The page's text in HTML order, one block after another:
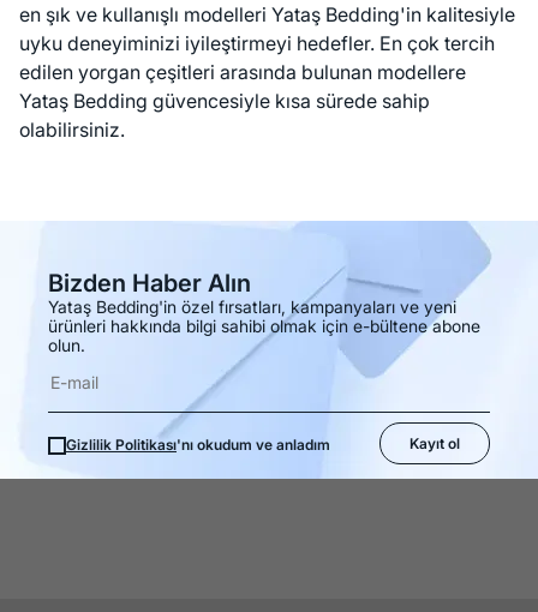
en şık ve kullanışlı modelleri Yataş Bedding'in kalitesiyle
uyku deneyiminizi iyileştirmeyi hedefler. En çok tercih
edilen yorgan çeşitleri arasında bulunan modellere
Yataş Bedding güvencesiyle kısa sürede sahip
olabilirsiniz.
Bizden Haber Alın
Yataş Bedding'in özel fırsatları, kampanyaları ve yeni
ürünleri hakkında bilgi sahibi olmak için e-bültene abone
olun.
Gizlilik Politikası'nı okudum ve anladım Kayıt ol